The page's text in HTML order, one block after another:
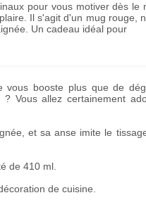
pour vous motiver dès le
Il s'agit d'un mug rouge,
Un cadeau idéal pour
vous booste plus que de
? Vous allez certainement
, et saanse imite le
de 410 ml.
de cuisine.